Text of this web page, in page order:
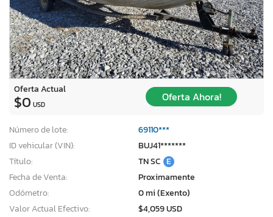
Oferta Actual
$0 USD
Oferta Ahora!
Número de lote:
69110***
ID vehicular (VIN):
BUJ41*******
Título:
TN SC E
Fecha de Venta:
Proximamente
Odómetro:
0 mi (Exento)
Valor Actual Efectivo:
$4,059 USD